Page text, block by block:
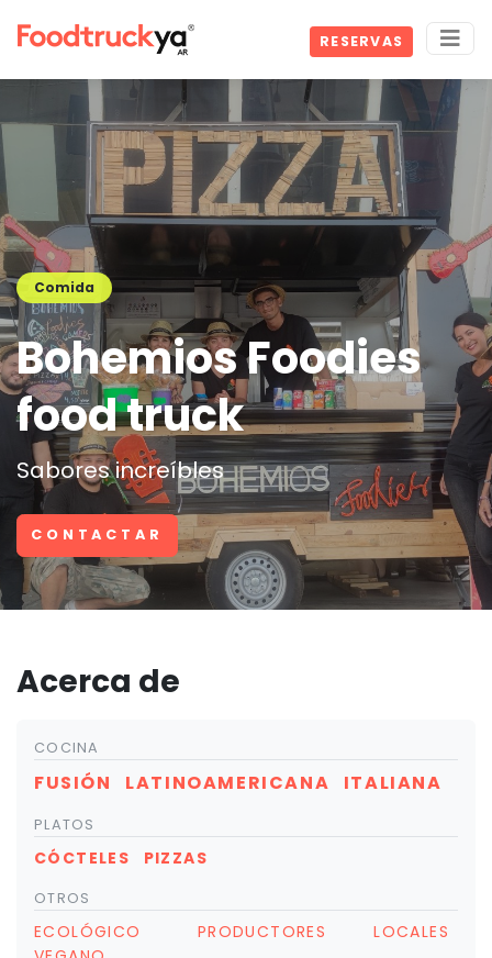
RESERVAS
Comida
Bohemios Foodies
food truck
Sabores increíbles
CONTACTAR
Acerca de
COCINA
FUSIÓN LATINOAMERICANA ITALIANA
PLATOS
CÓCTELES PIZZAS
OTROS
ECOLÓGICO
PRODUCTORES LOCALES